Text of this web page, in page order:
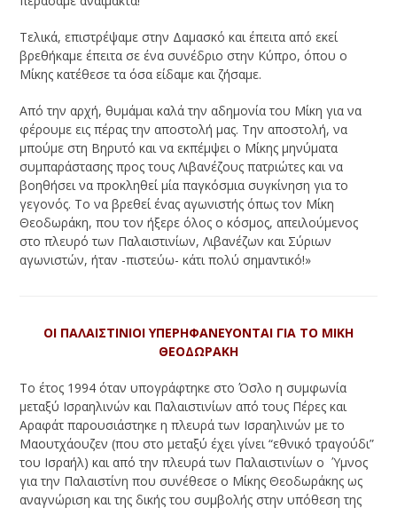
Τελικά, επιστρέψαμε στην Δαμασκό και έπειτα από εκεί
βρεθήκαμε έπειτα σε ένα συνέδριο στην Κύπρο, όπου ο
Μίκης κατέθεσε τα όσα είδαμε και ζήσαμε.
Από την αρχή, θυμάμαι καλά την αδημονία του Μίκη για να
φέρουμε εις πέρας την αποστολή μας. Την αποστολή, να
μπούμε στη Βηρυτό και να εκπέμψει ο Μίκης μηνύματα
συμπαράστασης προς τους Λιβανέζους πατριώτες και να
βοηθήσει να προκληθεί μία παγκόσμια συγκίνηση για το
γεγονός. Το να βρεθεί ένας αγωνιστής όπως τον Μίκη
Θεοδωράκη, που τον ήξερε όλος ο κόσμος, απειλούμενος
στο πλευρό των Παλαιστινίων, Λιβανέζων και Σύριων
αγωνιστών, ήταν -πιστεύω- κάτι πολύ σημαντικό!»
ΟΙ ΠΑΛΑΙΣΤΙΝΙΟΙ ΥΠΕΡΗΦΑΝΕΥΟΝΤΑΙ ΓΙΑ ΤΟ ΜΙΚΗ
ΘΕΟΔΩΡΑΚΗ
Το έτος 1994 όταν υπογράφτηκε στο Όσλο η συμφωνία
μεταξύ Ισραηλινών και Παλαιστινίων από τους Πέρες και
Αραφάτ παρουσιάστηκε η πλευρά των Ισραηλινών με το
Μαουτχάουζεν (που στο μεταξύ έχει γίνει “εθνικό τραγούδι”
του Ισραήλ) και από την πλευρά των Παλαιστινίων ο Ύμνος
για την Παλαιστίνη που συνέθεσε ο Μίκης Θεοδωράκης ως
αναγνώριση και της δικής του συμβολής στην υπόθεση της